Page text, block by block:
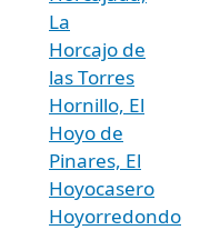
La
Horcajo de
las Torres
Hornillo, El
Hoyo de
Pinares, El
Hoyocasero
Hoyorredondo